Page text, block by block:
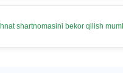
shartnomasini bekor qilish